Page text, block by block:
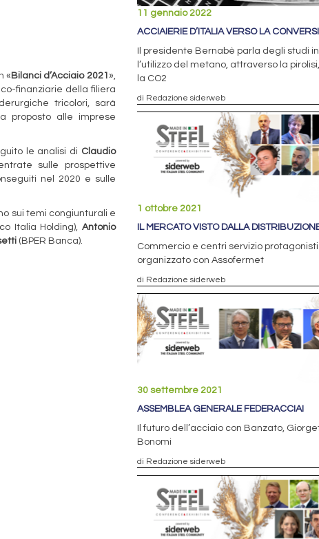
«Bilanci d’Acciaio 2021 »,
finanziarie della filiera
tricolori, sarà
proposto alle imprese
le analisi di Claudio
sulle prospettive
nel 2020 e sulle
sui temi congiunturali e
Italia Holding), Antonio
(BPER Banca).
11 gennaio 2022
ACCIAIERIE D’ITALIA VERSO LA
Il presidente Bernabè parla degli studi
l’utilizzo del metano, attraverso la
la CO2
di Redazione siderweb
1 ottobre 2021
IL MERCATO VISTO DALLA
Commercio e centri servizio
organizzato con Assofermet
di Redazione siderweb
30 settembre 2021
ASSEMBLEA GENERALE FEDERACCIAI
Il futuro dell’acciaio con Banzato,
Bonomi
di Redazione siderweb